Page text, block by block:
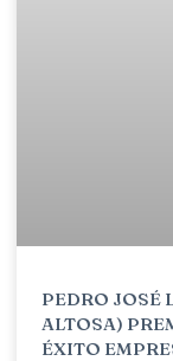
PEDRO JOSÉ
ALTOSA)
ÉXITO